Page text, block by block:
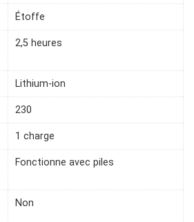
Étoffe
2,5 heures
Lithium-ion
230
1 charge
Fonctionne avec piles
Non